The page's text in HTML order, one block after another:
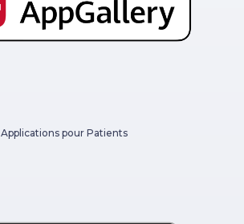
Applications pour Patients